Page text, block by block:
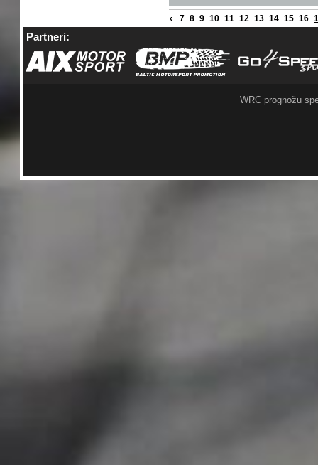
‹ 7 8 9 10 11 12 13 14 15 16
Partneri:
WRC prognožu